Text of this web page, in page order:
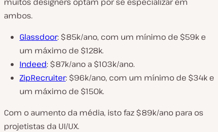
ambos.
Glassdoor: $85k/ano, com um mínimo de $59k e
um máximo de $128k.
Indeed: $87k/ano a $103k/ano.
ZipRecruiter: $96k/ano, com um mínimo de $34k e
um máximo de $150k.
Com o aumento da média, isto faz $89k/ano para os
projetistas da UI/UX.